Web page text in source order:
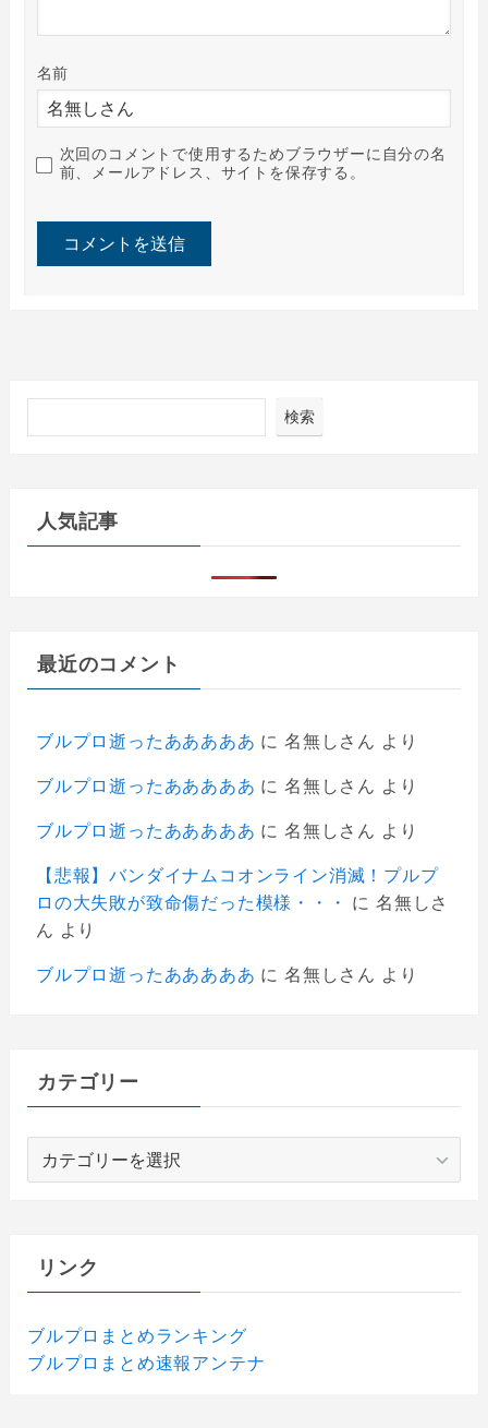
名前
次回のコメントで使用するためブラウザーに自分の名
前、メールアドレス、サイトを保存する。
検索
人気記事
最近のコメント
ブルプロ逝ったあああああ に 名無しさん より
ブルプロ逝ったあああああ に 名無しさん より
ブルプロ逝ったあああああ に 名無しさん より
【悲報】バンダイナムコオンライン消滅！プルプ
ロの大失敗が致命傷だった模様・・・
に 名無しさ
ん より
ブルプロ逝ったあああああ に 名無しさん より
カテゴリー
ーリンク
ブルプロまとめランキング
ブルプロまとめ速報アンテナ